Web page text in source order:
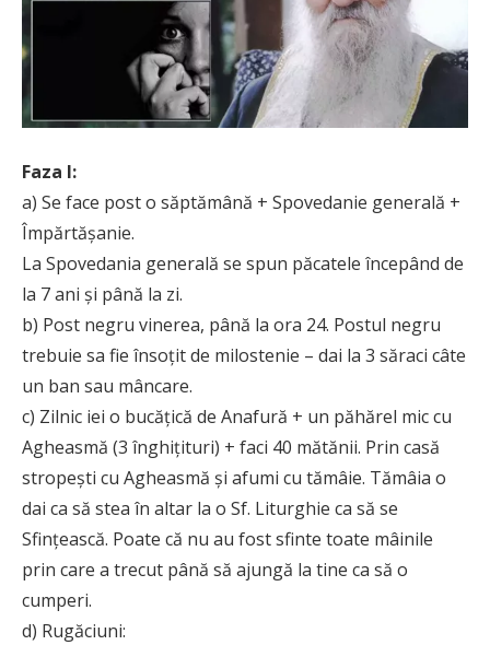
Faza I:
a) Se face post o săptămână + Spovedanie generală +
Împărtăşanie.
La Spovedania generală se spun păcatele începând de
la 7 ani şi până la zi.
b) Post negru vinerea, până la ora 24. Postul negru
trebuie sa fie însoţit de milostenie – dai la 3 săraci câte
un ban sau mâncare.
c) Zilnic iei o bucăţică de Anafură + un păhărel mic cu
Agheasmă (3 înghiţituri) + faci 40 mătănii. Prin casă
stropeşti cu Agheasmă şi afumi cu tămâie. Tămâia o
dai ca să stea în altar la o Sf. Liturghie ca să se
Sfinţească. Poate că nu au fost sfinte toate mâinile
prin care a trecut până să ajungă la tine ca să o
cumperi.
d) Rugăciuni: